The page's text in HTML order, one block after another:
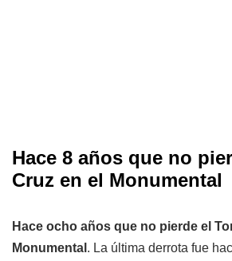
Hace 8 años que no
Cruz en el Monumental
Hace ocho años que no pierde el
Monumental . La última derrota fue